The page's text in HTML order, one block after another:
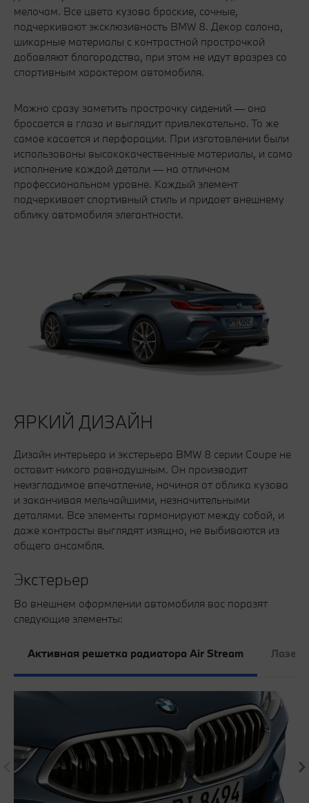
мелочам. Все цвета кузова броские, сочные,
подчеркивают эксклюзивность BMW 8. Декор салона,
шикарные материалы с контрастной прострочкой
добавляют благородства, при этом не идут вразрез со
спортивным характером автомобиля.
Можно сразу заметить прострочку сидений — она
бросается в глаза и выглядит привлекательно. То же
самое касается и перфорации. При изготовлении были
использованы высококачественные материалы, и само
исполнение каждой детали — на отличном
профессиональном уровне. Каждый элемент
подчеркивает спортивный стиль и придает внешнему
облику автомобиля элегантности.
ЯРКИЙ ДИЗАЙН
Дизайн интерьера и экстерьера BMW 8 серии Coupe не
оставит никого равнодушным. Он производит
неизгладимое впечатление, начиная от облика кузова
и заканчивая мельчайшими, незначительными
деталями. Все элементы гармонируют между собой, и
даже контрасты выглядят изящно, не выбиваются из
общего ансамбля.
Экстерьер
Во внешнем оформлении автомобиля вас поразят
следующие элементы:
Активная решетка радиатора Air Stream